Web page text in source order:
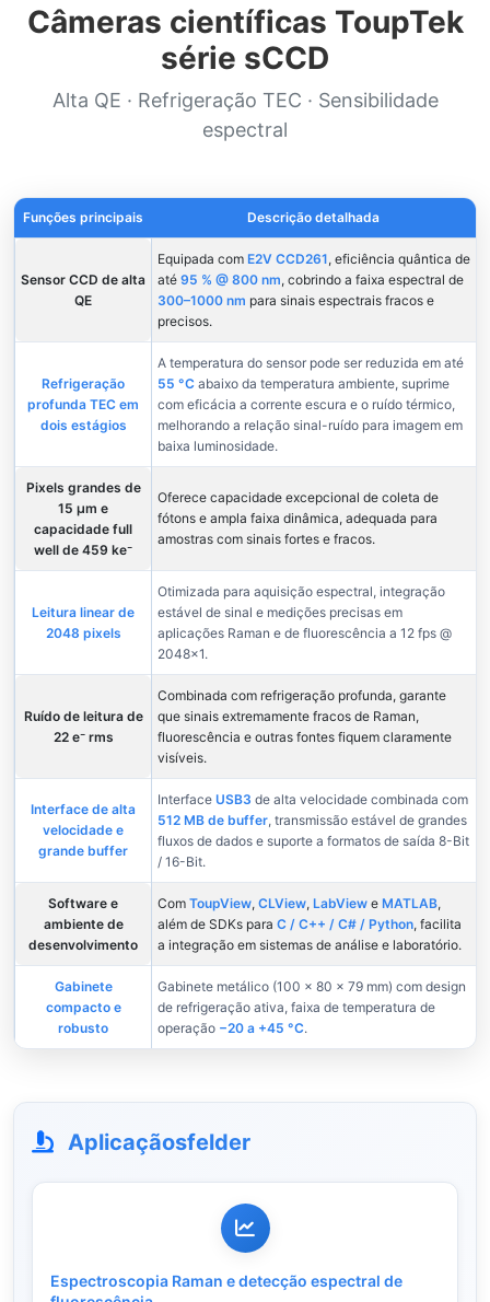
Câmeras científicas ToupTek
série sCCD
Alta QE · Refrigeração TEC · Sensibilidade
espectral
Funções principais Descrição detalhada
Sensor CCD de alta
QE
Equipada com E2V CCD261, eficiência quântica de
até 95 % @ 800 nm, cobrindo a faixa espectral de
300–1000 nm para sinais espectrais fracos e
precisos.
Refrigeração
profunda TEC em
dois estágios
A temperatura do sensor pode ser reduzida em até
55 °Cabaixo da temperatura ambiente, suprime
com eficácia a corrente escura e o ruído térmico,
melhorando a relação sinal-ruído para imagem em
baixa luminosidade.
Pixels grandes de
15 µm e
capacidade full
well de 459 ke⁻
Oferece capacidade excepcional de coleta de
fótons e ampla faixa dinâmica, adequada para
amostras com sinais fortes e fracos.
Leitura linear de
2048 pixels
Otimizada para aquisição espectral, integração
estável de sinal e medições precisas em
aplicações Raman e de fluorescência a 12 fps @
2048×1.
Ruído de leitura de
22 e⁻ rms
Combinada com refrigeração profunda, garante
que sinais extremamente fracos de Raman,
fluorescência e outras fontes fiquem claramente
visíveis.
Interface de alta
velocidade e
grande buffer
Interface USB3 de alta velocidade combinada com
512 MB de buffer, transmissão estável de grandes
fluxos de dados e suporte a formatos de saída 8-Bit
/ 16-Bit.
Software e
ambiente de
desenvolvimento
Com ToupView, CLView, LabViewe MATLAB,
além de SDKs para C / C++ / C# / Python, facilita
a integração em sistemas de análise e laboratório.
Gabinete
compacto e
robusto
Gabinete metálico (100 × 80 × 79 mm) com design
de refrigeração ativa, faixa de temperatura de
operação −20 a +45 °C.
Aplicaçãosfelder
Espectroscopia Raman e detecção espectral de